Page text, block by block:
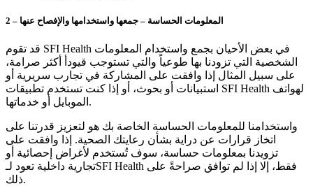
2 – المعلومات الحساسة – جمعها واستخدامها والإفصاح عنها
قد تقوم SFI Health في بعض الأحيان بجمع واستخدام المعلومات
الشخصية التي تزودنا بها طوعياً والتي تستوجب قيودأ أكثر صرامة،
على سبيل المثال إذا وافقت على المشاركة في تجارب سريرية أو
استبيانات أو بحوث، أو إذا كنت تستخدم تطبيقات SFI Health لهواتف
الموبايل أو خدماتها.
واستخدامنا للمعلومات الحساسة الخاصة بك هو لتعزيز قدرتنا على
اتخاز قرارات عن دراية بشأن رعايتك الصحية. إذا وافقت على
تزويدنا بمعلومات حساسة، سوف تُستخدم لأغراض إحصائية أو
تجارية داخلية تعود لـSFI Health فقط، إلا إذا لم توافق صراحةً على
ذلك.